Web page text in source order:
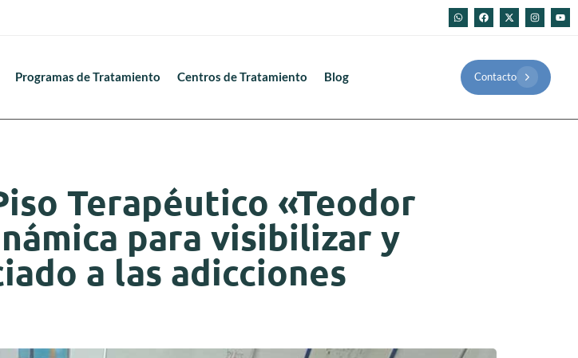
Programas de Tratamiento Centros de Tratamiento Blog Contacto
Terapéutico «Teodor
para visibilizar y
a las adicciones